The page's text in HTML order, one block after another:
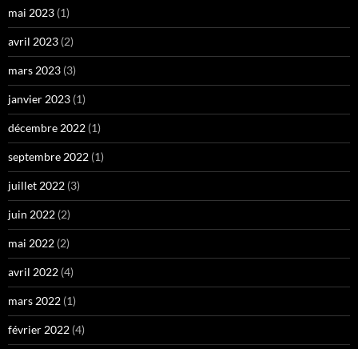
mai 2023 (1)
avril 2023 (2)
mars 2023 (3)
janvier 2023 (1)
décembre 2022 (1)
septembre 2022 (1)
juillet 2022 (3)
juin 2022 (2)
mai 2022 (2)
avril 2022 (4)
mars 2022 (1)
février 2022 (4)